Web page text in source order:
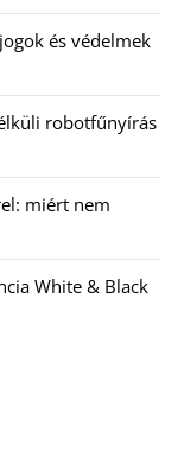
és védelmek
robotfűnyírás
miért nem
White & Black